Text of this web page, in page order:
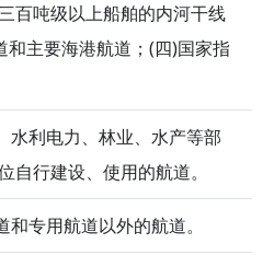
百吨级以上船舶的内河干线
和主要海港航道；(四)国家指
水利电力、林业、水产等部
自行建设、使用的航道。
专用航道以外的航道。